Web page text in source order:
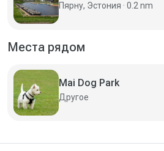
Пярну, Эстония · 0.2 nm
Места рядом
Mai Dog Park
Другое